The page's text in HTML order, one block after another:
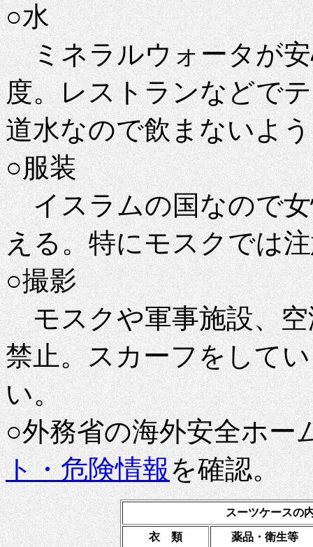
○水
ミネラルウォータが安
度。レストランなどで
道水なので飲まないよ
○服装
イスラムの国なので女
える。特にモスクでは
○撮影
モスクや軍事施設、空
禁止。スカーフをして
い。
○外務省の海外安全ホー
ト・危険情報を確認。
スーツケースの
衣 類 薬品・衛生等